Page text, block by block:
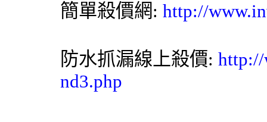
簡單殺價網: http://
防水抓漏線上殺價: http://
nd3.php